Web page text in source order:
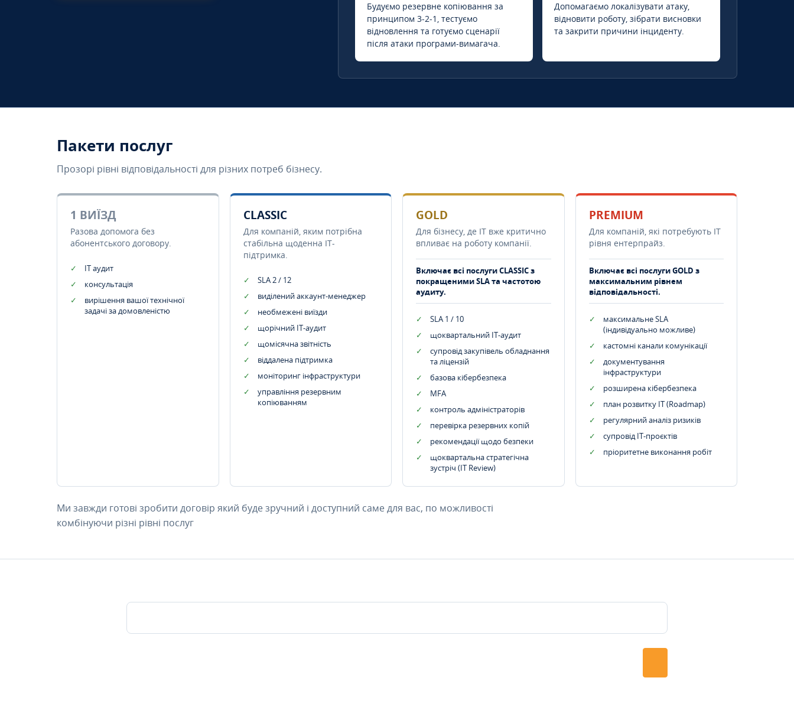
Будуємо резервне копіювання за
принципом 3-2-1, тестуємо
відновлення та готуємо сценарії
після атаки програми-вимагача.
Допомагаємо локалізувати атаку,
відновити роботу, зібрати висновки
та закрити причини інциденту.
Пакети послуг
Прозорі рівні відповідальності для різних потреб бізнесу.
1 ВИЇЗД
Разова допомога без
абонентського договору.
IT аудит
консультація
вирішення вашої технічної
задачі за домовленістю
CLASSIC
Для компаній, яким потрібна
стабільна щоденна IT-
підтримка.
SLA 2 / 12
виділений аккаунт-менеджер
необмежені виїзди
щорічний IT-аудит
щомісячна звітність
віддалена підтримка
моніторинг інфраструктури
управління резервним
копіюванням
GOLD
Для бізнесу, де IT вже критично
впливає на роботу компанії.
Включає всі послуги CLASSIC з
покращеними SLA та частотою
аудиту.
SLA 1 / 10
щоквартальний IT-аудит
супровід закупівель обладнання
та ліцензій
базова кібербезпека
MFA
контроль адміністраторів
перевірка резервних копій
рекомендації щодо безпеки
щоквартальна стратегічна
зустріч (IT Review)
PREMIUM
Для компаній, які потребують ІТ
рівня ентерпрайз.
Включає всі послуги GOLD з
максимальним рівнем
відповідальності.
максимальне SLA
(індивідуально можливе)
кастомні канали комунікації
документування
інфраструктури
розширена кібербезпека
план розвитку IT (Roadmap)
регулярний аналіз ризиків
супровід ІТ-проєктів
пріоритетне виконання робіт
Ми завжди готові зробити договір який буде зручний і доступний саме для вас, по можливості
комбінуючи різні рівні послуг